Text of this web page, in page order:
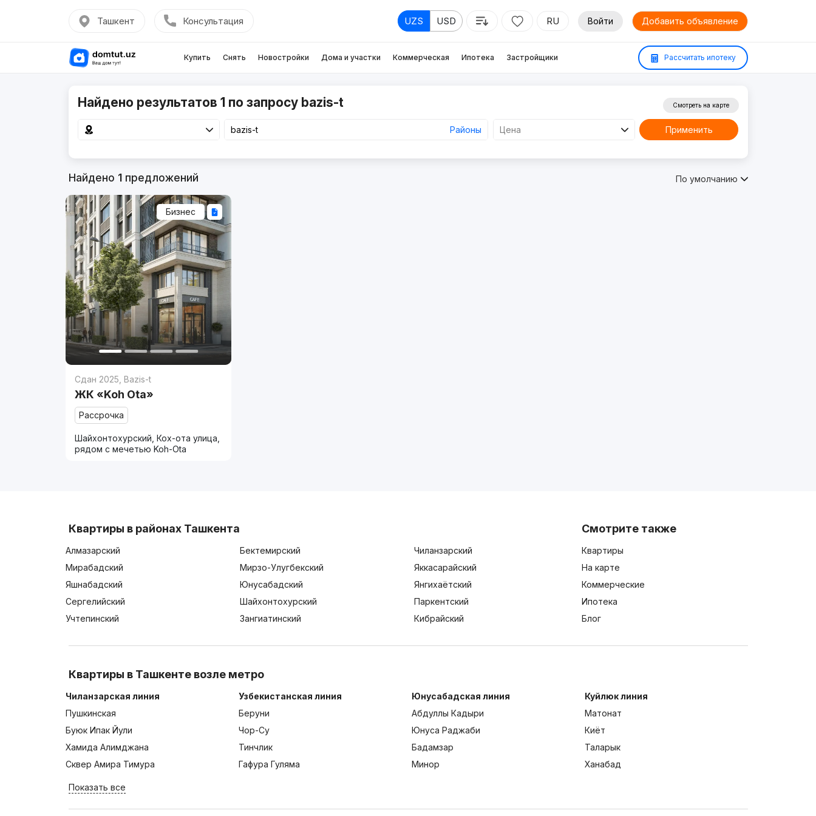
Ташкент Консультация UZS USD RU Войти Добавить объявление
Купить Снять Новостройки Дома и участки Коммерческая Ипотека Застройщики Рассчитать ипотеку
Найдено результатов 1 по запросу bazis-t
Районы Цена
Смотреть на карте
Применить
Найдено 1предложений По умолчанию
Бизнес
Сдан 2025 Bazis-t
ЖК «Koh Ota»
Рассрочка
Шайхонтохурский, Кох-ота улица,
рядом с мечетью Koh-Ota
Квартиры в районах Ташкента
Алмазарский Бектемирский
Чиланзарский
Мирабадский
Мирзо-Улугбекский
Яккасарайский
Яшнабадский
Юнусабадский
Янгихаётский
Сергелийский
Шайхонтохурский
Паркентский
Учтепинский
Зангиатинский Кибрайский
Смотрите также
Квартиры
На карте
Коммерческие
Ипотека
Блог
Квартиры в Ташкенте возле метро
Чиланзарская линия
Пушкинская
Буюк Ипак Йули
Хамида Алимджана
Сквер Амира Тимура
Узбекистанская линия
Беруни
Чор-Су
Тинчлик
Гафура Гуляма
Юнусабадская линия
Абдуллы Кадыри
Юнуса Раджаби
Бадамзар
Минор
Куйлюк линия
Матонат
Киёт
Таларык
Ханабад
Показать все